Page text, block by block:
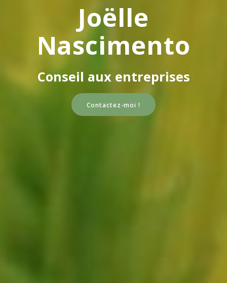
Joëlle
Nascimento
Conseil aux entreprises
Contactez-moi !